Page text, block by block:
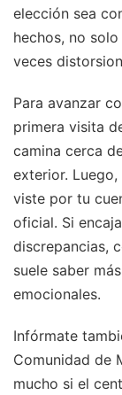
elección sea
hechos, no
veces
Para avanzar
primera visita
camina cerca
exterior.
viste por tu
oficial. Si
discrepancias,
suele saber
emocionales.
Infórmate
Comunidad de
mucho si el